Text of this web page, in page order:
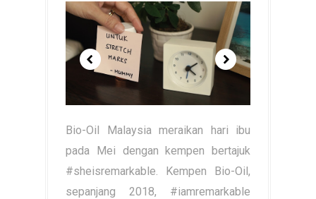
Bio-Oil Malaysia meraikan hari ibu
pada Mei dengan kempen bertajuk
#sheisremarkable. Kempen Bio-Oil,
sepanjang 2018, #iamremarkable